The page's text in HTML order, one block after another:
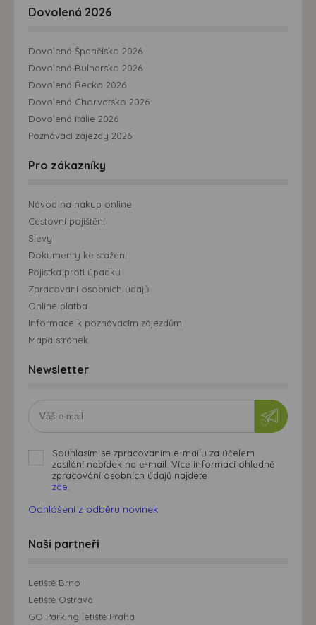
Dovolená 2026
Dovolená Španělsko 2026
Dovolená Bulharsko 2026
Dovolená Řecko 2026
Dovolená Chorvatsko 2026
Dovolená Itálie 2026
Poznávací zájezdy 2026
Pro zákazníky
Návod na nákup online
Cestovní pojištění
Slevy
Dokumenty ke stažení
Pojistka proti úpadku
Zpracování osobních údajů
Online platba
Informace k poznávacím zájezdům
Mapa stránek
Newsletter
Souhlasím se zpracováním e-mailu za účelem
zasílání nabídek na e-mail. Více informací ohledně
zpracování osobních údajů najdete
zde.
Odhlášení z odběru novinek
Naši partneři
Letiště Brno
Letiště Ostrava
GO Parking letiště Praha